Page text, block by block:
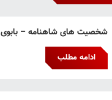
شخصیت های شاهنامه – بابوی
ادامه مطلب